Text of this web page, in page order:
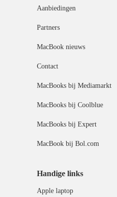
Aanbiedingen
Partners
MacBook nieuws
Contact
MacBooks bij Mediamarkt
MacBooks bij Coolblue
MacBooks bij Expert
MacBook bij Bol.com
Handige links
Apple laptop